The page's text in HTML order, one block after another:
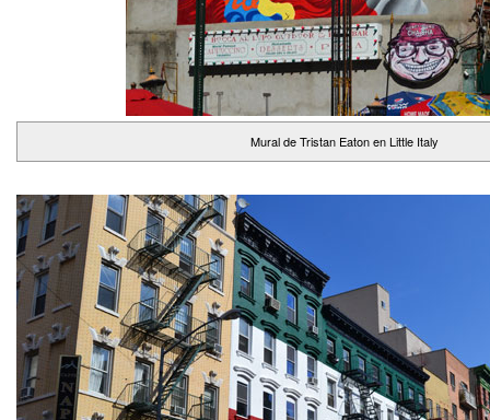
Mural de Tristan Eaton en Little Italy